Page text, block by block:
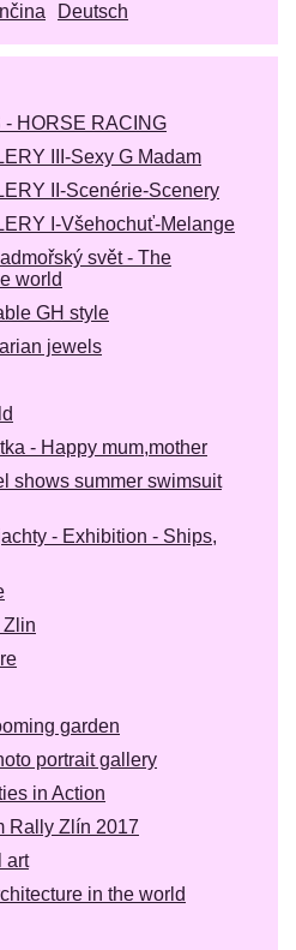
Deutsch
- HORSE RACING
III-Sexy G Madam
II-Scenérie-Scenery
I-Všehochuť-Melange
svět - The
world
GH style
jewels
- Happy mum,mother
shows summer swimsuit
- Exhibition - Ships,
Zlin
garden
portrait gallery
in Action
Rally Zlín 2017
art
in the world